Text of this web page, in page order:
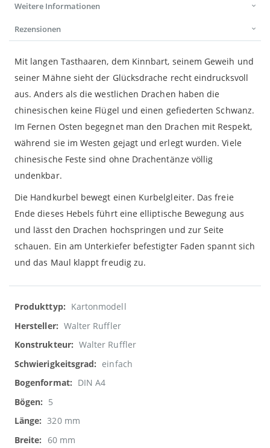
Weitere Informationen
Rezensionen
Mit langen Tasthaaren, dem Kinnbart, seinem Geweih und
seiner Mähne sieht der Glücksdrache recht eindrucksvoll
aus. Anders als die westlichen Drachen haben die
chinesischen keine Flügel und einen gefiederten Schwanz.
Im Fernen Osten begegnet man den Drachen mit Respekt,
während sie im Westen gejagt und erlegt wurden. Viele
chinesische Feste sind ohne Drachentänze völlig
undenkbar.
Die Handkurbel bewegt einen Kurbelgleiter. Das freie
Ende dieses Hebels führt eine elliptische Bewegung aus
und lässt den Drachen hochspringen und zur Seite
schauen. Ein am Unterkiefer befestigter Faden spannt sich
und das Maul klappt freudig zu.
Weitere
Informationen
Kartonmodell
Walter Ruffler
Walter Ruffler
einfach
DIN A4
5
320 mm
60 mm